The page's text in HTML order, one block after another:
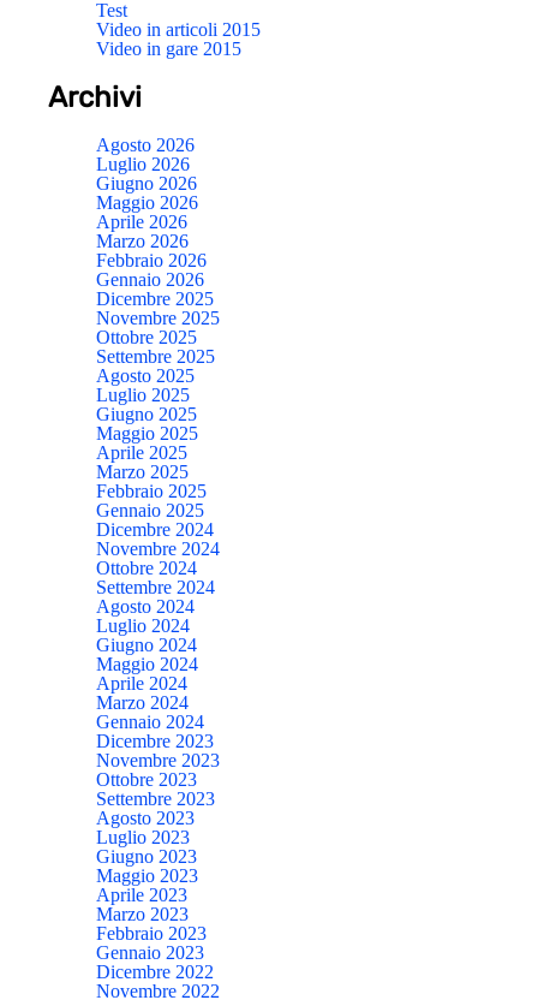
Test
Video in articoli 2015
Video in gare 2015
Archivi
Agosto 2026
Luglio 2026
Giugno 2026
Maggio 2026
Aprile 2026
Marzo 2026
Febbraio 2026
Gennaio 2026
Dicembre 2025
Novembre 2025
Ottobre 2025
Settembre 2025
Agosto 2025
Luglio 2025
Giugno 2025
Maggio 2025
Aprile 2025
Marzo 2025
Febbraio 2025
Gennaio 2025
Dicembre 2024
Novembre 2024
Ottobre 2024
Settembre 2024
Agosto 2024
Luglio 2024
Giugno 2024
Maggio 2024
Aprile 2024
Marzo 2024
Gennaio 2024
Dicembre 2023
Novembre 2023
Ottobre 2023
Settembre 2023
Agosto 2023
Luglio 2023
Giugno 2023
Maggio 2023
Aprile 2023
Marzo 2023
Febbraio 2023
Gennaio 2023
Dicembre 2022
Novembre 2022